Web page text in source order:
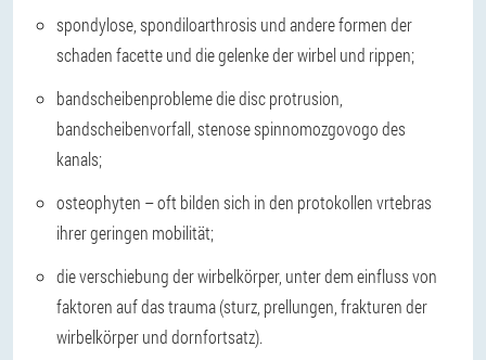
spondylose, spondiloarthrosis und andere formen der
schaden facette und die gelenke der wirbel und rippen;
bandscheibenprobleme die disc protrusion,
bandscheibenvorfall, stenose spinnomozgovogo des
kanals;
osteophyten – oft bilden sich in den protokollen vrtebras
ihrer geringen mobilität;
die verschiebung der wirbelkörper, unter dem einfluss von
faktoren auf das trauma (sturz, prellungen, frakturen der
wirbelkörper und dornfortsatz).